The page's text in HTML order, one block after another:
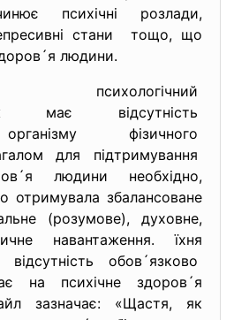
психічні розлади,
стани тощо, що
людини.
психологічний
має відсутність
організму фізичного
для підтримування
людини необхідно,
отримувала збалансоване
(розумове), духовне,
навантаження. їхня
обов´язково
на психічне здоров´я
зазначає: «Щастя, як